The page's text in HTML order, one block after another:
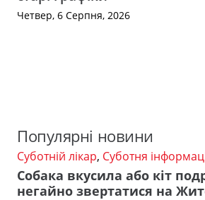
Четвер, 6 Серпня, 2026
Популярні новини
Суботній лікар, Суботня
Собака вкусила або кіт
негайно звертатися на